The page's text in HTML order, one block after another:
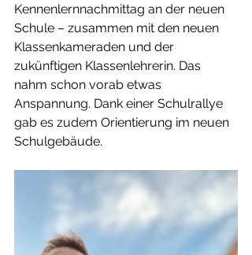
Kennenlernnachmittag an der neuen
Schule – zusammen mit den neuen
Klassenkameraden und der
zukünftigen Klassenlehrerin. Das
nahm schon vorab etwas
Anspannung. Dank einer Schulrallye
gab es zudem Orientierung im neuen
Schulgebäude.